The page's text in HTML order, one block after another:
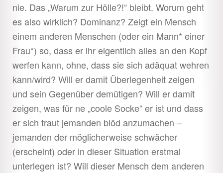
nie. Das „Warum zur Hölle?!“ bleibt. Worum geht
es also wirklich? Dominanz? Zeigt ein Mensch
einem anderen Menschen (oder ein Mann* einer
Frau*) so, dass er ihr eigentlich alles an den Kopf
werfen kann, ohne, dass sie sich adäquat wehren
kann/wird? Will er damit Überlegenheit zeigen
und sein Gegenüber demütigen? Will er damit
zeigen, was für ne „coole Socke“ er ist und dass
er sich traut jemanden blöd anzumachen –
jemanden der möglicherweise schwächer
(erscheint) oder in dieser Situation erstmal
unterlegen ist? Will dieser Mensch dem anderen